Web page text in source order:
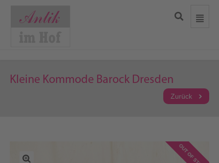
Kleine Kommode Barock Dresden
Zurück